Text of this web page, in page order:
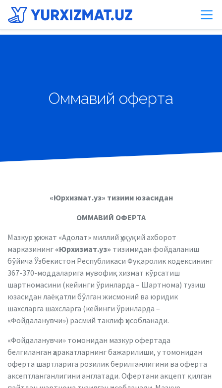
Оммaвий офертa
«Юрхизмат.уз» тизими юзасидан
ОММАВИЙ ОФЕРТА
Мазкур ҳужжат «Адолат» миллий ҳуқуқий ахборот
марказининг «Юрхизмат.уз» тизимидан фойдаланиш
бўйича Ўзбекистон Республикаси Фуқаролик кодексининг
367-370-моддаларига мувофиқ хизмат кўрсатиш
шартномасини (кейинги ўринларда – Шартнома) тузиш
юзасидан лаёқатли бўлган жисмоний ва юридик
шахсларга шахсларга (кейинги ўринларда –
«Фойдаланувчи») расмий таклиф ҳисобланади.
«Фойдаланувчи» томонидан мазкур офертада
белгиланган ҳаракатларнинг бажарилиши, у томонидан
оферта шартларига розилик берилганлигини ва оферта
аксептланганлигини англатади. Офертани акцепт қилган